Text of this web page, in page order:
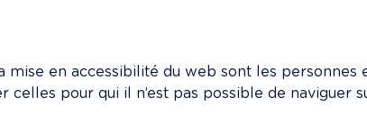
mise en accessibilité du web sont les personnes
celles pour qui il n’est pas possible de naviguer